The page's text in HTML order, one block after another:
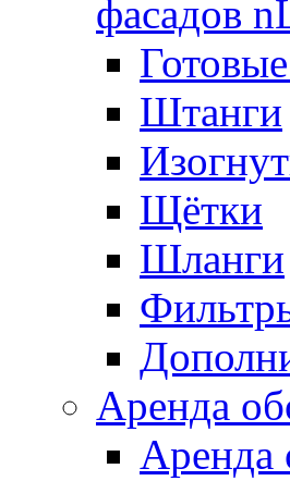
фасадов
Штанги
Щётки
Шланги
Аренда
Аренда